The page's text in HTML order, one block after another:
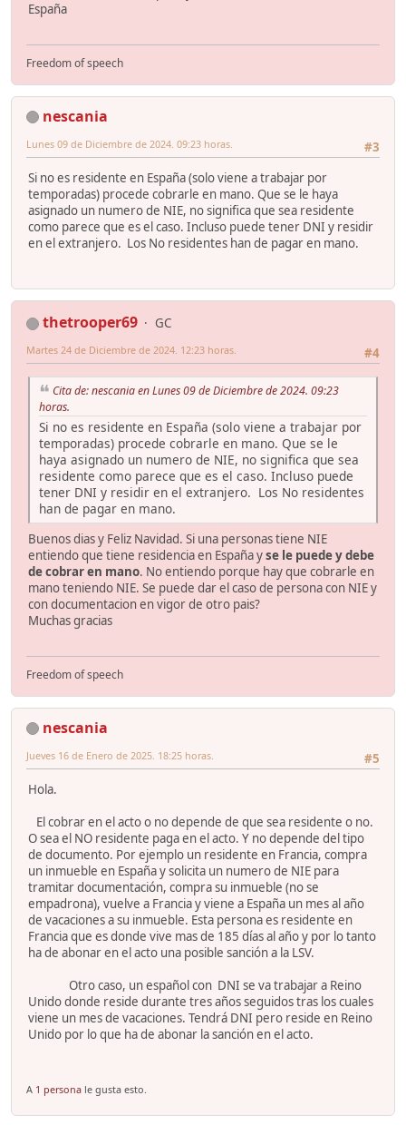
España
Freedom of speech
nescania
#3
Lunes 09 de Diciembre de 2024. 09:23 horas.
Si no es residente en España (solo viene a trabajar por
temporadas) procede cobrarle en mano. Que se le haya
asignado un numero de NIE, no significa que sea residente
como parece que es el caso. Incluso puede tener DNI y residir
en el extranjero. Los No residentes han de pagar en mano.
thetrooper69
GC
#4
Martes 24 de Diciembre de 2024. 12:23 horas.
Cita de: nescania en Lunes 09 de Diciembre de 2024. 09:23
horas.
Si no es residente en España (solo viene a trabajar por
temporadas) procede cobrarle en mano. Que se le
haya asignado un numero de NIE, no significa que sea
residente como parece que es el caso. Incluso puede
tener DNI y residir en el extranjero. Los No residentes
han de pagar en mano.
Buenos dias y Feliz Navidad. Si una personas tiene NIE
entiendo que tiene residencia en España yse le puede y debe
de cobrar en mano. No entiendo porque hay que cobrarle en
mano teniendo NIE. Se puede dar el caso de persona con NIE y
con documentacion en vigor de otro pais?
Muchas gracias
Freedom of speech
nescania
#5
Jueves 16 de Enero de 2025. 18:25 horas.
Hola.
El cobrar en el acto o no depende de que sea residente o no.
O sea el NO residente paga en el acto. Y no depende del tipo
de documento. Por ejemplo un residente en Francia, compra
un inmueble en España y solicita un numero de NIE para
tramitar documentación, compra su inmueble (no se
empadrona), vuelve a Francia y viene a España un mes al año
de vacaciones a su inmueble. Esta persona es residente en
Francia que es donde vive mas de 185 días al año y por lo tanto
ha de abonar en el acto una posible sanción a la LSV.
Otro caso, un español con DNI se va trabajar a Reino
Unido donde reside durante tres años seguidos tras los cuales
viene un mes de vacaciones. Tendrá DNI pero reside en Reino
Unido por lo que ha de abonar la sanción en el acto.
A 1 persona le gusta esto.